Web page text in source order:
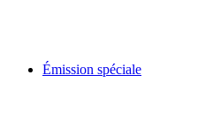
Émission spéciale